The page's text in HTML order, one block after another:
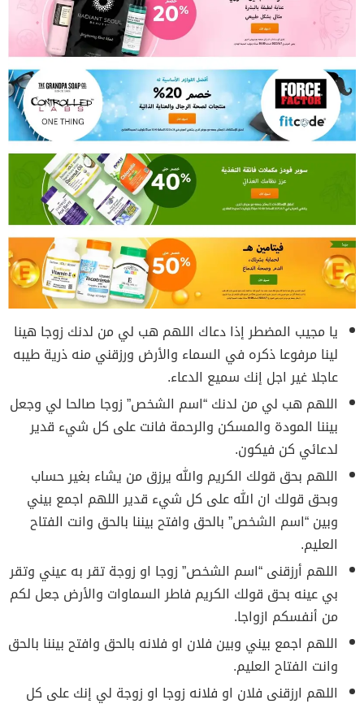
يا مجيب المضطر إذا دعاك اللهم هب لي من لدنك زوجا هينا
لينا مرفوعا ذكره في السماء والأرض ورزقني منه ذرية طيبه
عاجلا غير اجل إنك سميع الدعاء.
اللهم هب لي من لدنك “اسم الشخص” زوجا صالحا لي وجعل
بيننا المودة والمسكن والرحمة فانت على كل شيء قدير
لدعائي كن فيكون.
اللهم بحق قولك الكريم والله يرزق من يشاء بغير حساب
وبحق قولك ان الله على كل شيء قدير اللهم اجمع بيني
وبين “اسم الشخص” بالحق وافتح بيننا بالحق وانت الفتاح
العليم.
اللهم أرزقنى “اسم الشخص” زوجا او زوجة تقر به عيني وتقر
بي عينه بحق قولك الكريم فاطر السماوات والأرض جعل لكم
من أنفسكم ازواجا.
اللهم اجمع بيني وبين فلان او فلانه بالحق وافتح بيننا بالحق
وانت الفتاح العليم.
اللهم ارزقنى فلان او فلانه زوجا او زوجة لي إنك على كل